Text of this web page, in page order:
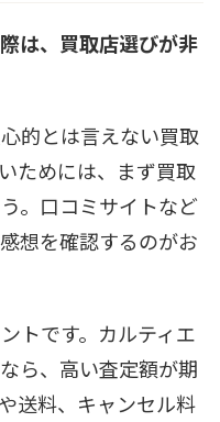
は、買取店選びが非
的とは言えない買取
ためには、まず買取
。口コミサイトなど
想を確認するのがお
トです。カルティエ
ら、高い査定額が期
送料、キャンセル料